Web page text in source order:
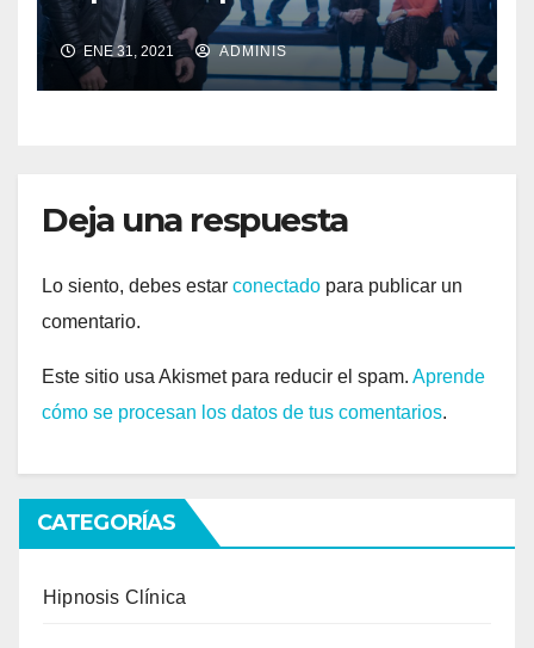
ENE 31, 2021 ADMINIS
Deja una respuesta
Lo siento, debes estar conectado para publicar un
comentario.
Este sitio usa Akismet para reducir el spam. Aprende
cómo se procesan los datos de tus comentarios.
CATEGORÍAS
Hipnosis Clínica